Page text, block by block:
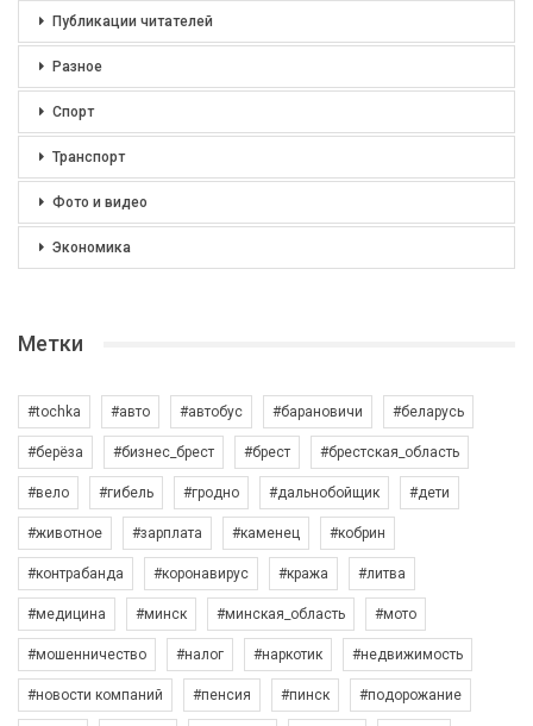
Публикации читателей
Разное
Спорт
Транспорт
Фото и видео
Экономика
Метки
#tochka #авто #автобус #барановичи #беларусь
#берёза #бизнес_брест #брест #брестская_область
#вело #гибель #гродно #дальнобойщик #дети
#животное #зарплата #каменец #кобрин
#контрабанда #коронавирус #кража #литва
#медицина #минск #минская_область #мото
#мошенничество #налог #наркотик #недвижимость
#новости компаний #пенсия #пинск #подорожание